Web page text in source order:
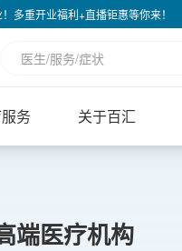
多重开业福利+直播钜惠等你来！
务 关于百汇
端医疗机构